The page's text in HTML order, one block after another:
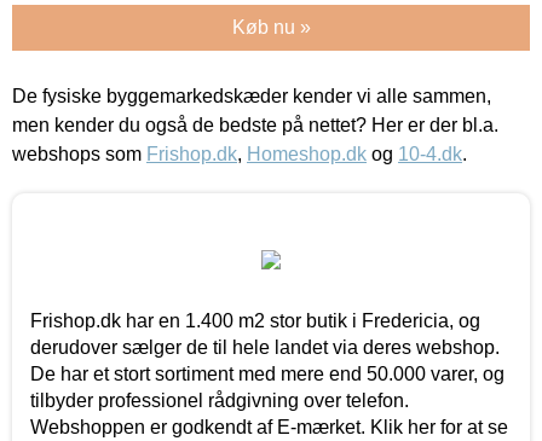
Køb nu »
De fysiske byggemarkedskæder kender vi alle sammen,
men kender du også de bedste på nettet? Her er der bl.a.
webshops som Frishop.dk, Homeshop.dk og 10-4.dk.
Frishop.dk har en 1.400 m2 stor butik i Fredericia, og
derudover sælger de til hele landet via deres webshop.
De har et stort sortiment med mere end 50.000 varer, og
tilbyder professionel rådgivning over telefon.
Webshoppen er godkendt af E-mærket. Klik her for at se